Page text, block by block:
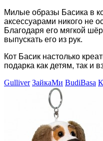
Милые образы Басика в
аксессуарами никого не
Благодаря его мягкой
выпускать его из рук.
Кот Басик настолько
подарка как детям, так и
Gulliver ЗайкаМи BudiBasa